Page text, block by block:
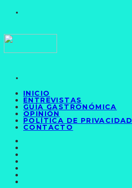
INICIO
ENTREVISTAS
GUÍA GASTRONÓMICA
OPINIÓN
POLÍTICA DE PRIVACIDAD
CONTACTO